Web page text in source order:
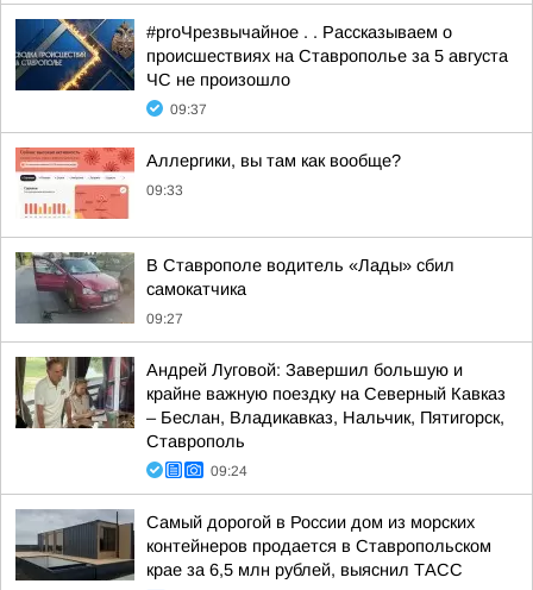
#proЧрезвычайное . . Рассказываем о
происшествиях на Ставрополье за 5 августа
ЧС не произошло
09:37
Аллергики, вы там как вообще?
09:33
В Ставрополе водитель «Лады» сбил
самокатчика
09:27
Андрей Луговой: Завершил большую и
крайне важную поездку на Северный Кавказ
– Беслан, Владикавказ, Нальчик, Пятигорск,
Ставрополь
09:24
Самый дорогой в России дом из морских
контейнеров продается в Ставропольском
крае за 6,5 млн рублей, выяснил ТАСС